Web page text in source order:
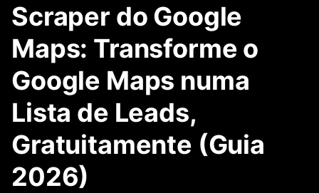
Scraper do Google
Maps: Transforme o
Google Maps numa
Lista de Leads,
Gratuitamente (Guia
2026)